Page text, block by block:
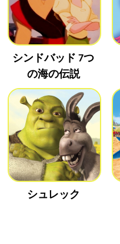
シンドバッド 7つ
の海の伝説
シュレック